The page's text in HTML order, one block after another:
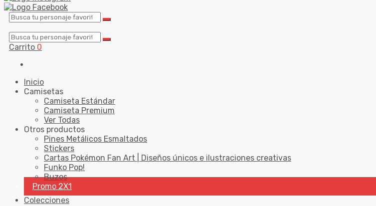
Carrito 0
Inicio
Camisetas
Camiseta Estándar
Camiseta Premium
Ver Todas
Otros productos
Pines Metálicos Esmaltados
Stickers
Cartas Pokémon Fan Art | Diseños únicos e ilustraciones creativas
Funko Pop!
Buzos
Promo 2X1
Colecciones